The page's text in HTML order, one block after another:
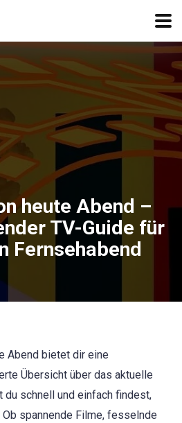
heute Abend –
TV-Guide für
Fernsehabend
Abend bietet dir eine
Übersicht über das aktuelle
du schnell und einfach findest,
spannende Filme, fesselnde